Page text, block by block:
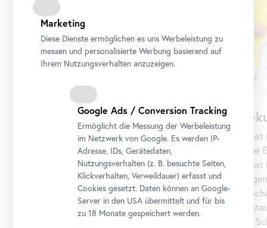
Primarstufe
Kunst ist ein Erlebnis. Sie entführt uns in
fremde Zeiten und ferne Welten, öffnet Türen
zu fantastischen Räumen und zeigt uns Wege
in eine unentdeckte Zukunft. Damit bietet sie
großzügig Spielraum, um an die Lebenswelt,
Bedürfnisse und Fragen der Schüler*innen
die
Marketing
Diese Dienste ermöglichen es uns Werbeleistung zu
messen und personalisierte Werbung basierend auf
Ihrem Nutzungsverhalten anzuzeigen.
Google Ads / Conversion Tracking
Ermöglicht die Messung der Werbeleistung
im Netzwerk von Google. Es werden IP-
Adresse, IDs, Gerätedaten,
Nutzungsverhalten (z. B. besuchte Seiten,
Klickverhalten, Verweildauer) erfasst und
Cookies gesetzt. Daten können an Google-
Server in den USA übermittelt und für bis
zu 18 Monate gespeichert werden.